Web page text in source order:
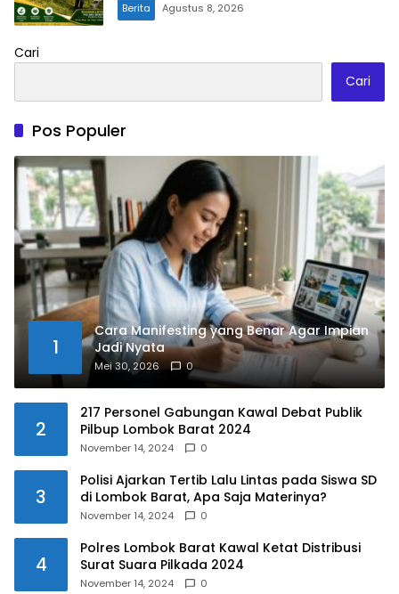
Berita Agustus 8, 2026
Cari
Cari
Pos Populer
1
Cara Manifesting yang Benar Agar Impian
Jadi Nyata
Mei 30, 2026 0
2
217 Personel Gabungan Kawal Debat Publik
Pilbup Lombok Barat 2024
November 14, 2024 0
3
Polisi Ajarkan Tertib Lalu Lintas pada Siswa SD
di Lombok Barat, Apa Saja Materinya?
November 14, 2024 0
4
Polres Lombok Barat Kawal Ketat Distribusi
Surat Suara Pilkada 2024
November 14, 2024 0